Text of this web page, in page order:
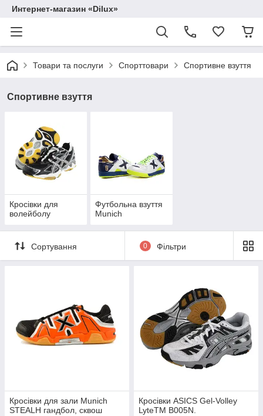
Интернет-магазин «Dilux»
Товари та послуги Спорттовари Спортивне взуття
Спортивне взуття
Кросівки для
волейболу
Футбольна взуття
Munich
Сортування 0 Фільтри
Кросівки для зали Munich
STEALH гандбол, сквош
Кросівки ASICS Gel-Volley
LyteTM B005N.